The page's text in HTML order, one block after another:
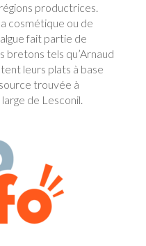
productrices.
cosmétique ou de
fait partie de
bretons tels qu’Arnaud
leurs plats à base
trouvée à
de Lesconil.